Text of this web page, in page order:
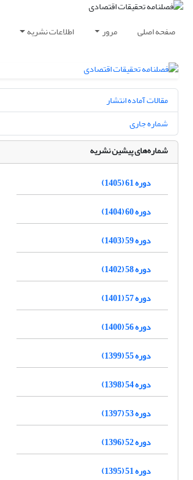
صفحه اصلی مرور اطلاعات نشریه
مقالات آماده انتشار
شماره جاری
شماره‌های پیشین نشریه
دوره 61 (1405)
دوره 60 (1404)
دوره 59 (1403)
دوره 58 (1402)
دوره 57 (1401)
دوره 56 (1400)
دوره 55 (1399)
دوره 54 (1398)
دوره 53 (1397)
دوره 52 (1396)
دوره 51 (1395)